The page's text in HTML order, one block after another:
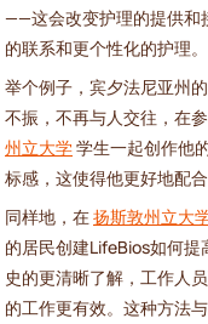
——这会改变护理的提供和
的联系和更个性化的护理。
举个例子，宾夕法尼亚州
不振，不再与人交往，在
州立大学学生一起创作他
标感，这使得他更好地配合
同样地，在扬斯敦州立大
的居民创建LifeBios如何
史的更清晰了解，工作人
的工作更有效。这种方法